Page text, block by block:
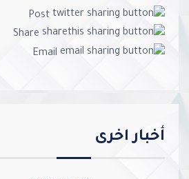
Post
Share
Email
أخبار اخرى